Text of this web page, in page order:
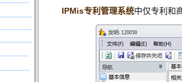
IPMis专利管理系统中仅专利和